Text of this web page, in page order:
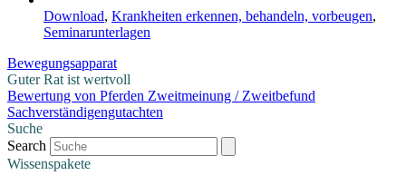
Download, Krankheiten erkennen, behandeln, vorbeugen,
Seminarunterlagen
Bewegungsapparat
Guter Rat ist wertvoll
Bewertung von Pferden Zweitmeinung / Zweitbefund
Sachverständigengutachten
Suche
Search
Wissenspakete